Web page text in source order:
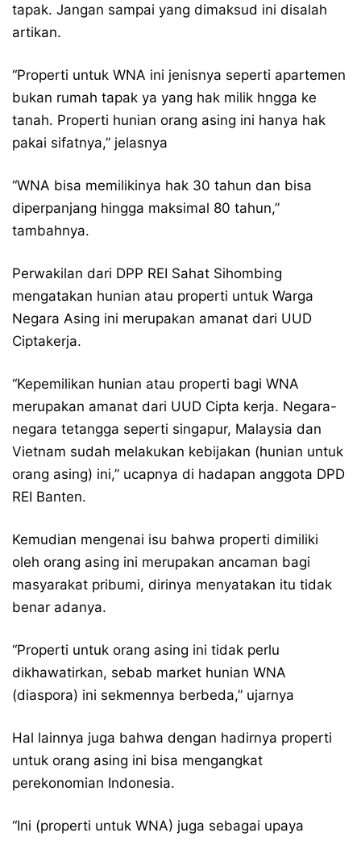
tapak. Jangan sampai yang dimaksud ini disalah
artikan.
“Properti untuk WNA ini jenisnya seperti apartemen
bukan rumah tapak ya yang hak milik hngga ke
tanah. Properti hunian orang asing ini hanya hak
pakai sifatnya,” jelasnya
“WNA bisa memilikinya hak 30 tahun dan bisa
diperpanjang hingga maksimal 80 tahun,”
tambahnya.
Perwakilan dari DPP REI Sahat Sihombing
mengatakan hunian atau properti untuk Warga
Negara Asing ini merupakan amanat dari UUD
Ciptakerja.
“Kepemilikan hunian atau properti bagi WNA
merupakan amanat dari UUD Cipta kerja. Negara-
negara tetangga seperti singapur, Malaysia dan
Vietnam sudah melakukan kebijakan (hunian untuk
orang asing) ini,” ucapnya di hadapan anggota DPD
REI Banten.
Kemudian mengenai isu bahwa properti dimiliki
oleh orang asing ini merupakan ancaman bagi
masyarakat pribumi, dirinya menyatakan itu tidak
benar adanya.
“Properti untuk orang asing ini tidak perlu
dikhawatirkan, sebab market hunian WNA
(diaspora) ini sekmennya berbeda,” ujarnya
Hal lainnya juga bahwa dengan hadirnya properti
untuk orang asing ini bisa mengangkat
perekonomian Indonesia.
“Ini (properti untuk WNA) juga sebagai upaya